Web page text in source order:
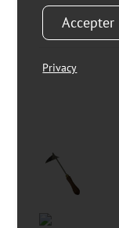
Accepter
Privacy